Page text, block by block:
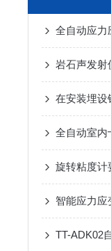
岩石声发射
旋转粘度计
智能应力应